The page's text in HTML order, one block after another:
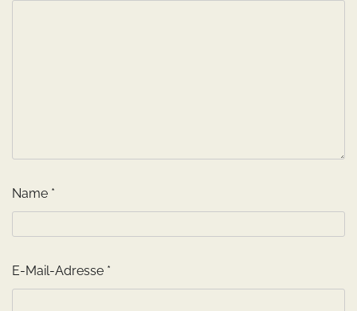
Name *
E-Mail-Adresse *